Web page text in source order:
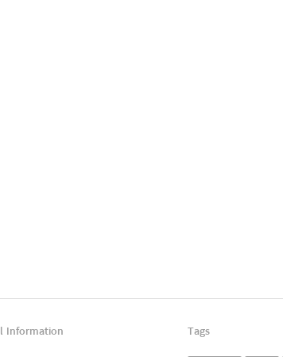
Information
Tags